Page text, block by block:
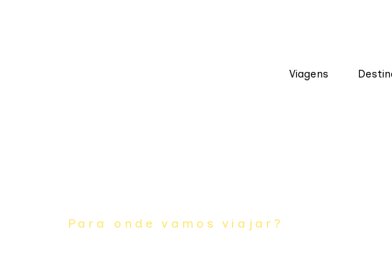
Viagens
Para onde vamos viajar?